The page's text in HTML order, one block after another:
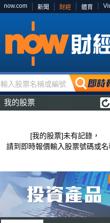
now.com 新聞 財經 體育
輸入股票名稱或編號
我的股票
[我的股票]未有記錄，
請到即時報價輸入股票號碼或名